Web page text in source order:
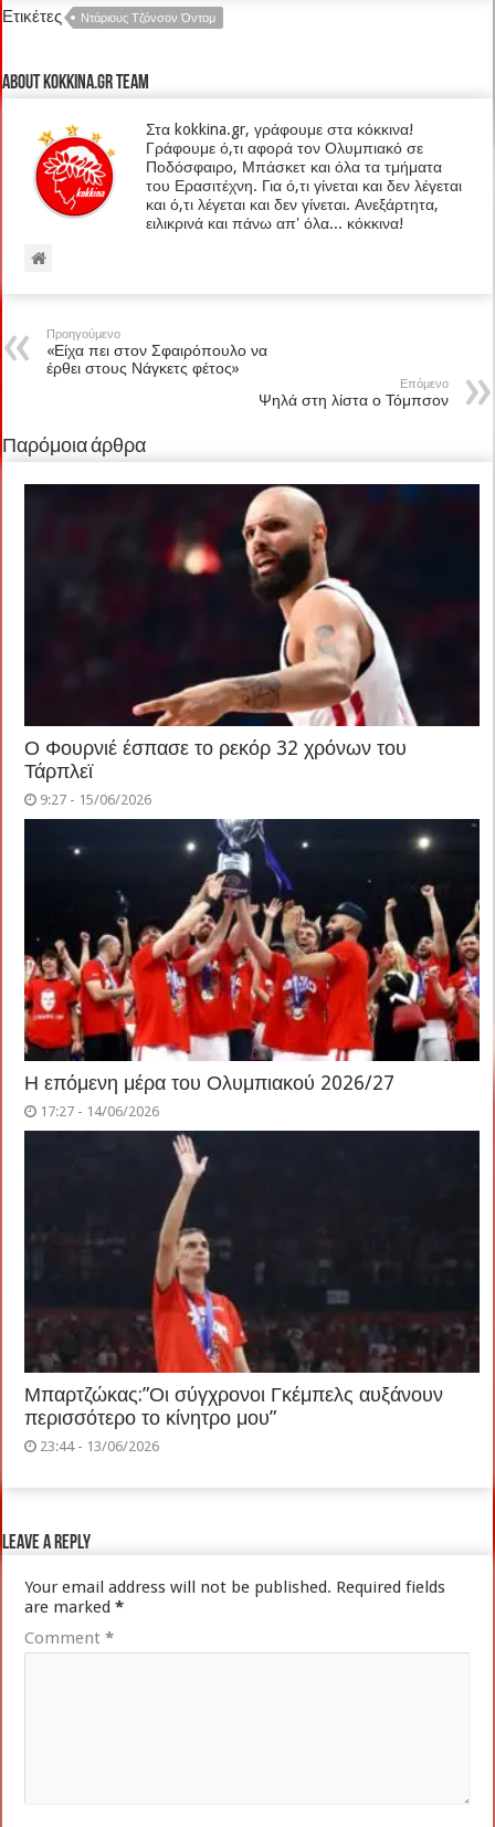
Ετικέτες Ντάριους Τζόνσον Όντομ
About kokkina.gr TEAM
Στα kokkina.gr, γράφουμε στα κόκκινα!
Γράφουμε ό,τι αφορά τον Ολυμπιακό σε
Ποδόσφαιρο, Μπάσκετ και όλα τα τμήματα
του Ερασιτέχνη. Για ό,τι γίνεται και δεν λέγεται
και ό,τι λέγεται και δεν γίνεται. Ανεξάρτητα,
ειλικρινά και πάνω απ' όλα... κόκκινα!
Προηγούμενο
«Είχα πει στον Σφαιρόπουλο να
έρθει στους Νάγκετς φέτος»
Επόμενο
Ψηλά στη λίστα ο Τόμπσον
Παρόμοια άρθρα
Ο Φουρνιέ έσπασε το ρεκόρ 32 χρόνων του
Τάρπλεϊ
9:27 - 15/06/2026
Η επόμενη μέρα του Ολυμπιακού 2026/27
17:27 - 14/06/2026
Μπαρτζώκας:”Οι σύγχρονοι Γκέμπελς αυξάνουν
περισσότερο το κίνητρο μου”
23:44 - 13/06/2026
Leave a Reply
Your email address will not be published. Required fields
are marked*
Comment*